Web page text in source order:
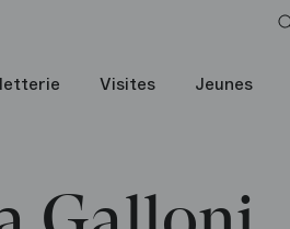
Visites Jeunes